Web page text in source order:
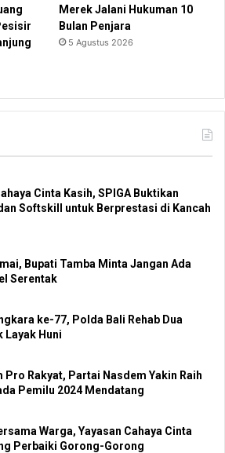
Merek Jalani Hukuman 10
Bulan Penjara
5 Agustus 2026
Cinta Kasih, SPIGA Buktikan
Softskill untuk Berprestasi di Kancah
Bupati Tamba Minta Jangan Ada
Serentak
ke-77, Polda Bali Rehab Dua
Layak Huni
Rakyat, Partai Nasdem Yakin Raih
Pemilu 2024 Mendatang
Warga, Yayasan Cahaya Cinta
Perbaiki Gorong-Gorong